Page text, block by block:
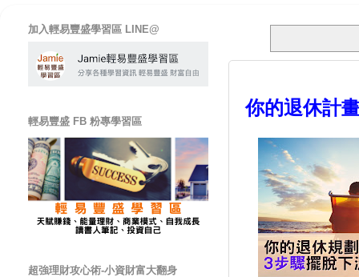
你的退休計
加入輕易豐盛學習區 LINE@
輕易豐盛 FB 粉專學習區
超強理財攻心術-小資財富大翻身